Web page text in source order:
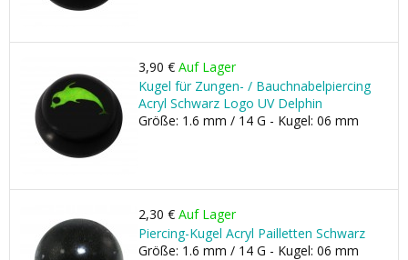
3,90 € Auf Lager
Kugel für Zungen- / Bauchnabelpiercing
Acryl Schwarz Logo UV Delphin
Größe: 1.6 mm / 14 G - Kugel: 06 mm
2,30 € Auf Lager
Piercing-Kugel Acryl Pailletten Schwarz
Größe: 1.6 mm / 14 G - Kugel: 06 mm